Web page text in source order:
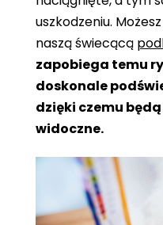
uszkodzeniu.
naszą świecącą
zapobiega temu
doskonale
dzięki czemu
widoczne.